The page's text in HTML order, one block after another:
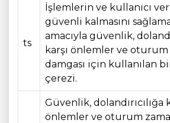
ts
İşlemlerin ve kullanıcı
güvenli kalmasını
amacıyla güvenlik,
karşı önlemler ve oturum
damgası için kullanılan
çerezi.
Güvenlik, dolandırıcılığa
önlemler ve oturum